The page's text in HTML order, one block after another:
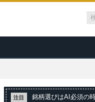
注目
銘柄選びはAI必須の